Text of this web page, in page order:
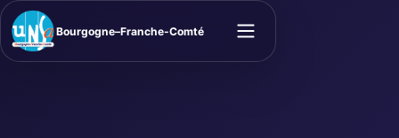
Bourgogne–Franche-Comté
Ouvrir le menu